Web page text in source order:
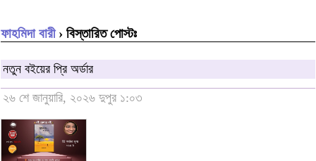
ফাহমিদা বারী› বিস্তারিত পোস্টঃ
নতুন বইয়ের প্রি অর্ডার
২৬ শে জানুয়ারি, ২০২৬ দুপুর ১:০৩